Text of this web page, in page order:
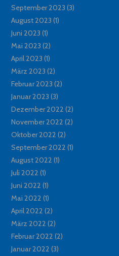
September 2023 (3)
August 2023 (1)
Juni 2023 (1)
Mai 2023 (2)
April 2023 (1)
März 2023 (2)
Februar 2023 (2)
Januar 2023 (3)
Dezember 2022 (2)
November 2022 (2)
Oktober 2022 (2)
September 2022 (1)
August 2022 (1)
Juli 2022 (1)
Juni 2022 (1)
Mai 2022 (1)
April 2022 (2)
März 2022 (2)
Februar 2022 (2)
Januar 2022 (3)